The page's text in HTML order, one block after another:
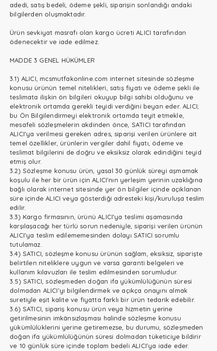
adedi, satış bedeli, ödeme şekli, siparişin sonlandığı andaki
bilgilerden oluşmaktadır.
Ürün sevkiyat masrafı olan kargo ücreti ALICI tarafından
ödenecektir ve iade edilmez.
MADDE 3 GENEL HÜKÜMLER
3.1) ALICI, mcsmutfakonline.com internet sitesinde sözleşme
konusu ürünün temel nitelikleri, satış fiyatı ve ödeme şekli ile
teslimata ilişkin ön bilgileri okuyup bilgi sahibi olduğunu ve
elektronik ortamda gerekli teyidi verdiğini beyan eder. ALICI;
bu Ön Bilgilendirmeyi elektronik ortamda teyit etmekle,
mesafeli sözleşmelerin akdinden önce, SATICI tarafından
ALICI'ya verilmesi gereken adres, siparişi verilen ürünlere ait
temel özellikler, ürünlerin vergiler dahil fiyatı, ödeme ve
teslimat bilgilerini de doğru ve eksiksiz olarak edindiğini teyid
etmiş olur.
3.2) Sözleşme konusu ürün, yasal 30 günlük süreyi aşmamak
koşulu ile her bir ürün için ALICI'nın yerleşim yerinin uzaklığına
bağlı olarak internet sitesinde yer ön bilgiler içinde açıklanan
süre içinde ALICI veya gösterdiği adresteki kişi/kuruluşa teslim
edilir.
3.3) Kargo firmasının, ürünü ALICI’ya teslimi aşamasında
karşılaşacağı her türlü sorun nedeniyle, siparişi verilen ürünün
ALICI'ya teslim edilememesinden dolayı SATICI sorumlu
tutulamaz.
3.4) SATICI, sözleşme konusu ürünün sağlam, eksiksiz, siparişte
belirtilen niteliklere uygun ve varsa garanti belgeleri ve
kullanım kılavuzları ile teslim edilmesinden sorumludur.
3.5) SATICI, sözleşmeden doğan ifa yükümlülüğünün süresi
dolmadan ALICI’yı bilgilendirmek ve açıkça onayını almak
suretiyle eşit kalite ve fiyatta farklı bir ürün tedarik edebilir.
3.6) SATICI, sipariş konusu ürün veya hizmetin yerine
getirilmesinin imkânsızlaşması halinde sözleşme konusu
yükümlülüklerini yerine getiremezse, bu durumu, sözleşmeden
doğan ifa yükümlülüğünün süresi dolmadan tüketiciye bildirir
ve 10 günlük süre içinde toplam bedeli ALICI’ya iade eder.